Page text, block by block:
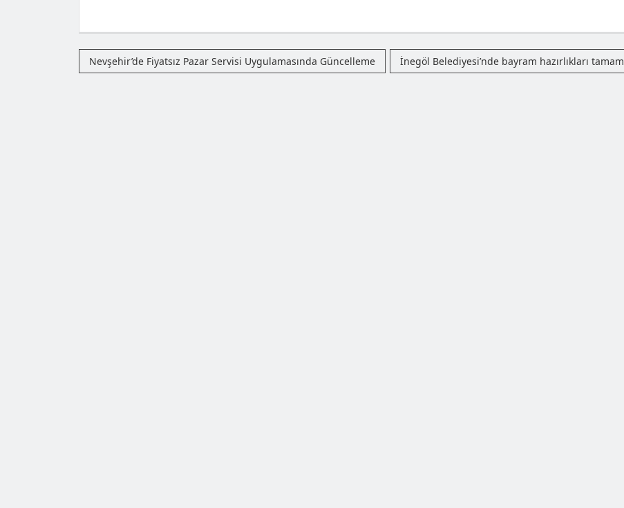
Nevşehir’de Fiyatsız Pazar Servisi Uygulamasında Güncelleme İnegöl Belediyesi’nde bayram hazırlıkları tamam